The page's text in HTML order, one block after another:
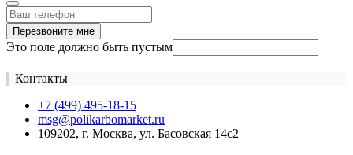
Перезвоните мне
Это поле должно быть пустым
Контакты
+7 (499) 495-18-15
msg@polikarbomarket.ru
109202, г. Москва, ул. Басовская 14с2